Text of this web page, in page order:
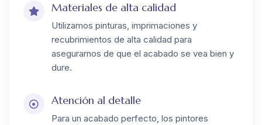
Materiales de alta calidad
Utilizamos pinturas, imprimaciones y
recubrimientos de alta calidad para
asegurarnos de que el acabado se vea bien y
dure.
Atención al detalle
Para un acabado perfecto, los pintores